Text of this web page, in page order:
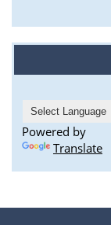
Powered by
Translate